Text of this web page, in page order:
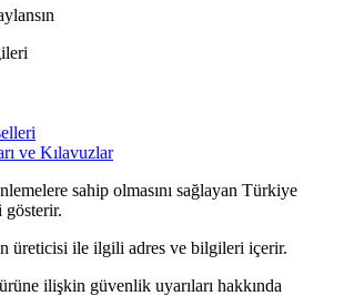
ve Kılavuzlar
sahip olmasını sağlayan Türkiye
üreticisi ile ilgili adres ve bilgileri içerir.
ilişkin güvenlik uyarıları hakkında